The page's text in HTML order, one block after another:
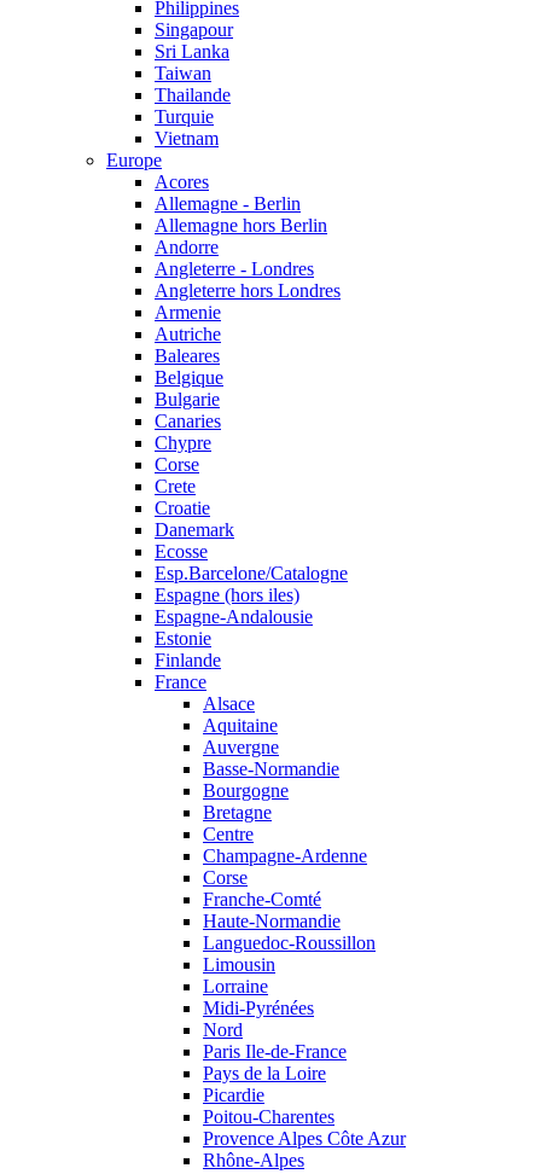
Philippines
Singapour
Sri Lanka
Taiwan
Thailande
Turquie
Vietnam
Europe
Acores
Allemagne - Berlin
Allemagne hors Berlin
Andorre
Angleterre - Londres
Angleterre hors Londres
Armenie
Autriche
Baleares
Belgique
Bulgarie
Canaries
Chypre
Corse
Crete
Croatie
Danemark
Ecosse
Esp.Barcelone/Catalogne
Espagne (hors iles)
Espagne-Andalousie
Estonie
Finlande
France
Alsace
Aquitaine
Auvergne
Basse-Normandie
Bourgogne
Bretagne
Centre
Champagne-Ardenne
Corse
Franche-Comté
Haute-Normandie
Languedoc-Roussillon
Limousin
Lorraine
Midi-Pyrénées
Nord
Paris Ile-de-France
Pays de la Loire
Picardie
Poitou-Charentes
Provence Alpes Côte Azur
Rhône-Alpes